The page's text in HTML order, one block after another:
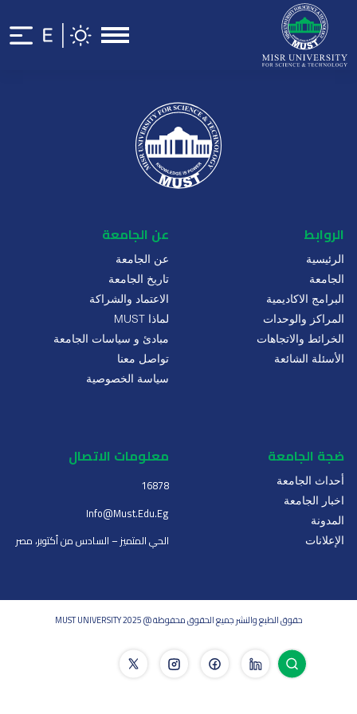
الروابط
الرئيسية
الجامعة
البرامج الاكاديمية
المراكز والوحدات
الخرائط والاتجاهات
الأسئلة الشائعة
عن الجامعة
عن الجامعة
تاريخ الجامعة
الاعتماد والشراكة
لماذا MUST
مبادئ و سياسات الجامعة
تواصل معنا
سياسة الخصوصية
ضجة الجامعة
أحداث الجامعة
اخبار الجامعة
المدونة
الإعلانات
معلومات الاتصال
16878
Info@must.edu.eg
الحي المتميز – السادس من أكتوبر، مصر
حقوق الطبع والنشر جميع الحقوق محفوظة @ MUST UNIVERSITY 2025